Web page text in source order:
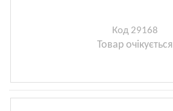
Код 29168
Товар очікується